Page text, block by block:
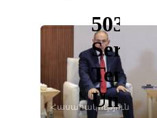
Հասարակություն